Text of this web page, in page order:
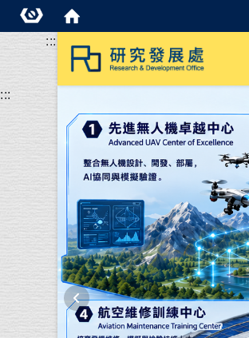
:::
:::